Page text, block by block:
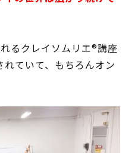
るクレイソムリエ®講座
ていて、もちろんオン